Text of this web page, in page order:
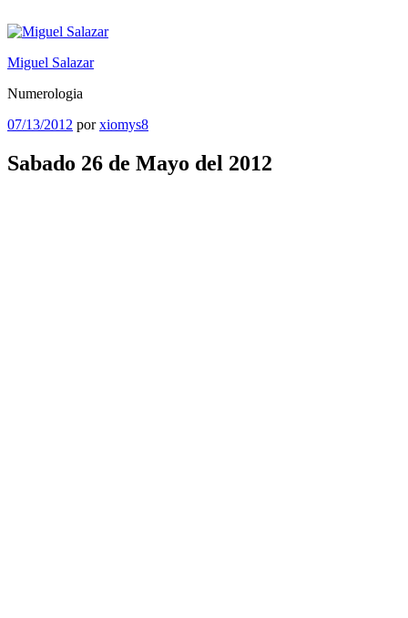
al
Miguel Salazar
Numerologia
Publicado
07/13/2012 porxiomys8
Sabado 26 de Mayo del 2012